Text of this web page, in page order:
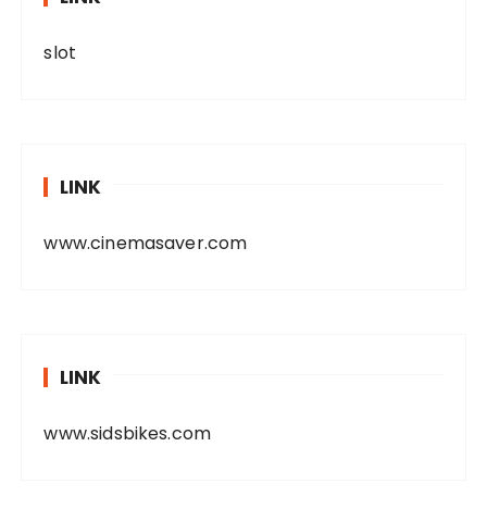
slot
LINK
www.cinemasaver.com
LINK
www.sidsbikes.com